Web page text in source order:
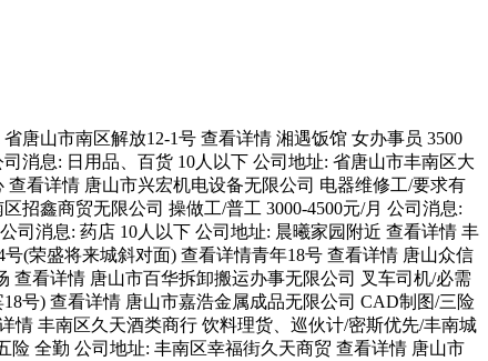
山市南区解放12-1号 查看详情 湘遇饭馆 女办事员 3500
消息: 日用品、百货 10人以下 公司地址: 省唐山市丰南区大
看详情 唐山市兴宏机电设备无限公司 电器维修工/要求有
招鑫商贸无限公司 操做工/普工 3000-4500元/月 公司消息:
司消息: 药店 10人以下 公司地址: 晨曦家园附近 查看详情 丰
(荣盛将来城斜对面) 查看详情青年18号 查看详情 唐山众信
查看详情 唐山市百华拆卸搬运办事无限公司 叉车司机/必需
号) 查看详情 唐山市嘉浩金属成品无限公司 CAD制图/三险
情 丰南区久天酒类商行 饮料理货、巡伙计/密斯优先/丰南城
险 全勤 公司地址: 丰南区幸福街久天商贸 查看详情 唐山市